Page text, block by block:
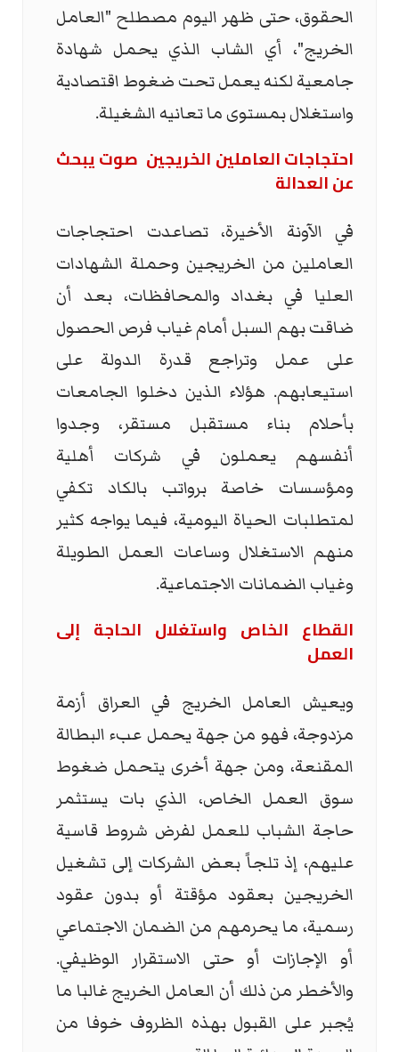
الحقوق، حتى ظهر اليوم مصطلح "العامل
الخريج"، أي الشاب الذي يحمل شهادة
جامعية لكنه يعمل تحت ضغوط اقتصادية
واستغلال بمستوى ما تعانيه الشغيلة.
احتجاجات العاملين الخريجين صوت يبحث
عن العدالة
في الآونة الأخيرة، تصاعدت احتجاجات
العاملين من الخريجين وحملة الشهادات
العليا في بغداد والمحافظات، بعد أن
ضاقت بهم السبل أمام غياب فرص الحصول
على عمل وتراجع قدرة الدولة على
استيعابهم. هؤلاء الذين دخلوا الجامعات
بأحلام بناء مستقبل مستقر، وجدوا
أنفسهم يعملون في شركات أهلية
ومؤسسات خاصة برواتب بالكاد تكفي
لمتطلبات الحياة اليومية، فيما يواجه كثير
منهم الاستغلال وساعات العمل الطويلة
وغياب الضمانات الاجتماعية.
القطاع الخاص واستغلال الحاجة إلى
العمل
ويعيش العامل الخريج في العراق أزمة
مزدوجة، فهو من جهة يحمل عبء البطالة
المقنعة، ومن جهة أخرى يتحمل ضغوط
سوق العمل الخاص، الذي بات يستثمر
حاجة الشباب للعمل لفرض شروط قاسية
عليهم، إذ تلجاً بعض الشركات إلى تشغيل
الخريجين بعقود مؤقتة أو بدون عقود
رسمية، ما يحرمهم من الضمان الاجتماعي
أو الإجازات أو حتى الاستقرار الوظيفي.
والأخطر من ذلك أن العامل الخريج غالبا ما
يُجبر على القبول بهذه الظروف خوفا من